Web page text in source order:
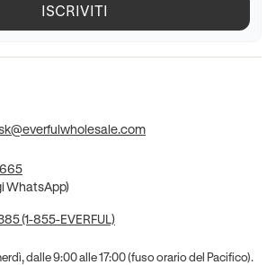
ISCRIVITI
WhatsApp)
(1-855-EVERFUL)
dalle 9:00 alle 17:00 (fuso orario del Pacifico).